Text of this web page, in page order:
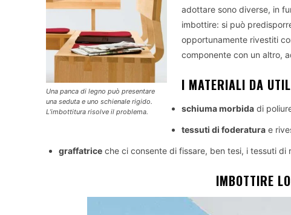
Una panca di legno può presentare
una seduta e uno schienale rigido.
L’imbottitura risolve il problema.
adottare sono diverse, in
imbottire: si può
opportunamente rivestiti
componente con un altro,
I MATERIALI DA
schiuma morbida di
tessuti di foderatura e
graffatrice che ci consente di fissare, ben tesi, i tessuti di
IMBOTTIRE